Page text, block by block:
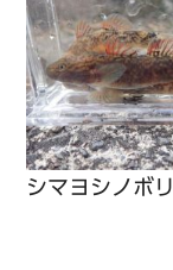
シマヨシノボリ